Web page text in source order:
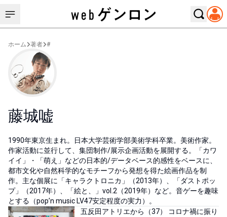
ホーム 著者 #
藤城嘘
1990年東京生まれ。日本大学芸術学部美術学科卒業。美術作家。
作家活動に並行して、集団制作/展示企画活動を展開する。「カワ
イイ」・「萌え」などの日本的/データベース的感性をベースに、
都市文化や自然科学的なモチーフから発想を得た絵画作品を制
作。主な個展に「キャラクトロニカ」（2013年）、「ダストポッ
プ」（2017年）、「絵と、」vol.2（2019年）など。音ゲーを趣味
とする（pop’n music LV47安定程度の実力）。
五反田アトリエから（37） コロナ禍に振り